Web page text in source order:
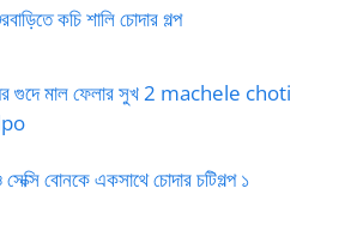
কচি শালি চোদার গল্প
গুদে মাল ফেলার সুখ 2 machele choti
সেক্সি বোনকে একসাথে চোদার চটিগল্প ১